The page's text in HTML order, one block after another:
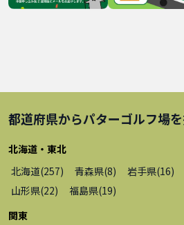
都道府県からパターゴルフ場
北海道・東北
北海道(257) 青森県(8) 岩手県(16)
山形県(22) 福島県(19)
関東